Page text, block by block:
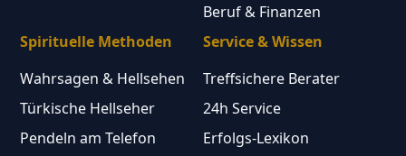
Beruf & Finanzen
Spirituelle Methoden
Wahrsagen & Hellsehen
Türkische Hellseher
Pendeln am Telefon
Service & Wissen
Treffsichere Berater
24h Service
Erfolgs-Lexikon